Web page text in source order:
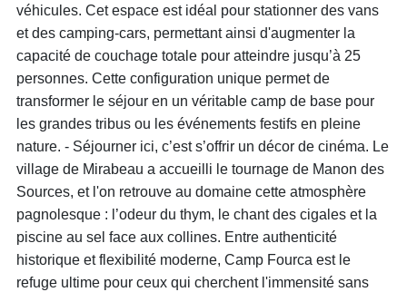
véhicules. Cet espace est idéal pour stationner des vans
et des camping-cars, permettant ainsi d'augmenter la
capacité de couchage totale pour atteindre jusqu’à 25
personnes. Cette configuration unique permet de
transformer le séjour en un véritable camp de base pour
les grandes tribus ou les événements festifs en pleine
nature. - Séjourner ici, c’est s’offrir un décor de cinéma. Le
village de Mirabeau a accueilli le tournage de Manon des
Sources, et l'on retrouve au domaine cette atmosphère
pagnolesque : l’odeur du thym, le chant des cigales et la
piscine au sel face aux collines. Entre authenticité
historique et flexibilité moderne, Camp Fourca est le
refuge ultime pour ceux qui cherchent l'immensité sans